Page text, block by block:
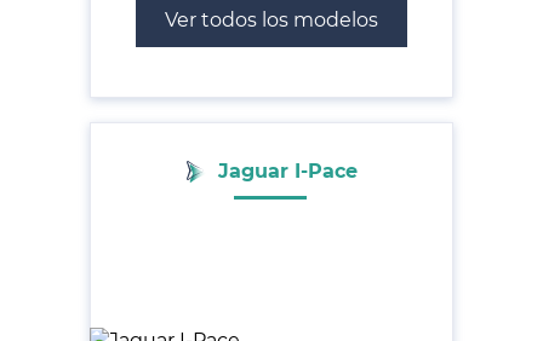
Ver todos los modelos
Jaguar I-Pace